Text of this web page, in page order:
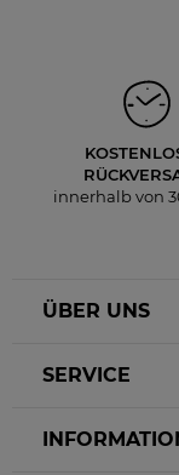
innerhalb von
ÜBER UNS
SERVICE